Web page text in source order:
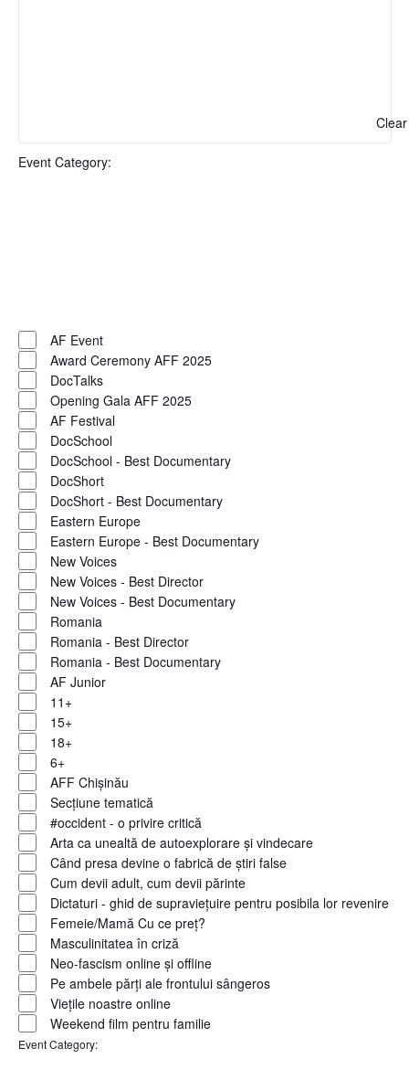
Clear
Event Category:
CategoryAF Event
Award Ceremony AFF 2025
DocTalks
Opening Gala AFF 2025
AF Festival
DocSchool
DocSchool - Best Documentary
DocShort
DocShort - Best Documentary
Eastern Europe
Eastern Europe - Best Documentary
New Voices
New Voices - Best Director
New Voices - Best Documentary
Romania
Romania - Best Director
Romania - Best Documentary
AF Junior
11+
15+
18+
6+
AFF Chișinău
Secțiune tematică
#occident - o privire critică
Arta ca unealtă de autoexplorare și vindecare
Când presa devine o fabrică de știri false
Cum devii adult, cum devii părinte
Dictaturi - ghid de supraviețuire pentru posibila lor revenire
Femeie/Mamă Cu ce preț?
Masculinitatea în criză
Neo-fascism online și offline
Pe ambele părți ale frontului sângeros
Viețile noastre online
Weekend film pentru familie
Event Category: